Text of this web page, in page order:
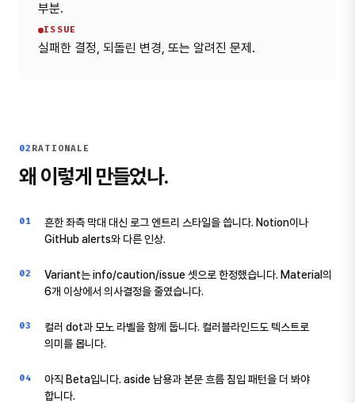
부분.
ISSUE
실패한 결정, 되돌린 변경, 또는 알려진 문제.
02 RATIONALE
왜 이렇게 만들었나.
흔한 좌측 막대 대신 로그 엔트리 스타일을 씁니다. Notion이나
GitHub alerts와 다른 인상.
Variant는 info/caution/issue 셋으로 한정했습니다. Material의
6개 이상에서 의사결정을 줄였습니다.
컬러 dot과 모노 라벨을 함께 둡니다. 컬러블라인드도 텍스트로
의미를 봅니다.
아직 Beta입니다. aside 남용과 본문 흐름 침입 패턴을 더 봐야
합니다.